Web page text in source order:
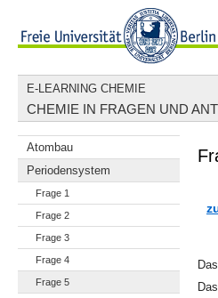
E-LEARNING CHEMIE
CHEMIE IN FRAGEN UND
Atombau
Periodensystem
Frage 1
Frage 2
Frage 3
Frage 4
Frage 5